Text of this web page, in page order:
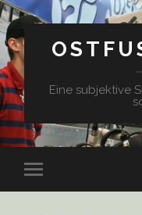
Eine subjektive